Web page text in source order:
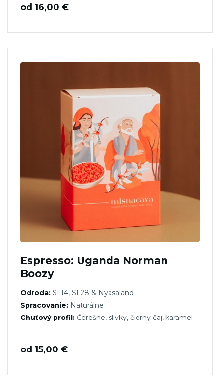
od 16,00 €
Espresso: Uganda Norman
Boozy
Odroda: SL14, SL28 & Nyasaland
Spracovanie: Naturálne
Chuťový profil: Čerešne, slivky, čierny čaj, karamel
od 15,00 €